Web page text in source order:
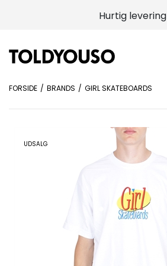
Hurtig levering
FORSIDE BRANDS GIRL SKATEBOARDS
UDSALG